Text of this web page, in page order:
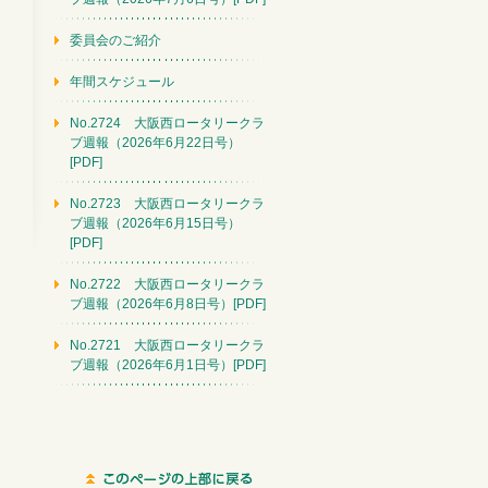
委員会のご紹介
年間スケジュール
No.2724 大阪西ロータリークラ
ブ週報（2026年6月22日号）
[PDF]
No.2723 大阪西ロータリークラ
ブ週報（2026年6月15日号）
[PDF]
No.2722 大阪西ロータリークラ
ブ週報（2026年6月8日号）[PDF]
No.2721 大阪西ロータリークラ
ブ週報（2026年6月1日号）[PDF]